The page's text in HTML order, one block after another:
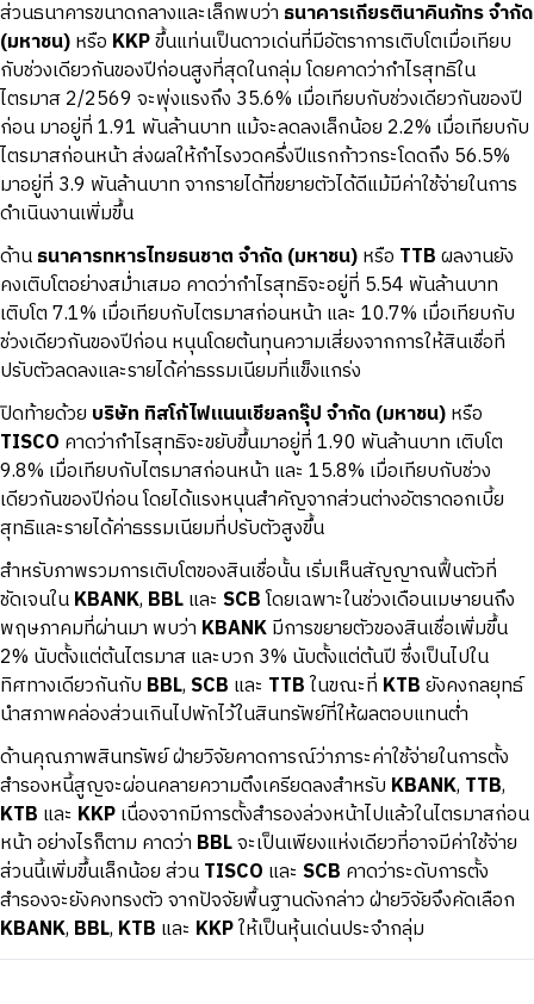
ส่วนธนาคารขนาดกลางและเล็กพบว่า ธนาคารเกียรตินาคินภัทรจำกัด
(มหาชน)หรือ KKPขึ้นแท่นเป็นดาวเด่นที่มีอัตราการเติบโตเมื่อเทียบ
กับช่วงเดียวกันของปีก่อนสูงที่สุดในกลุ่ม โดยคาดว่ากำไรสุทธิใน
ไตรมาส 2/2569 จะพุ่งแรงถึง 35.6% เมื่อเทียบกับช่วงเดียวกันของปี
ก่อน มาอยู่ที่ 1.91 พันล้านบาท แม้จะลดลงเล็กน้อย 2.2% เมื่อเทียบกับ
ไตรมาสก่อนหน้า ส่งผลให้กำไรงวดครึ่งปีแรกก้าวกระโดดถึง 56.5%
มาอยู่ที่ 3.9 พันล้านบาท จากรายได้ที่ขยายตัวได้ดีแม้มีค่าใช้จ่ายในการ
ดำเนินงานเพิ่มขึ้น
ด้านธนาคารทหารไทยธนชาตจำกัด (มหาชน)หรือ TTBผลงานยัง
คงเติบโตอย่างสม่ำเสมอ คาดว่ากำไรสุทธิจะอยู่ที่ 5.54 พันล้านบาท
เติบโต 7.1% เมื่อเทียบกับไตรมาสก่อนหน้า และ 10.7% เมื่อเทียบกับ
ช่วงเดียวกันของปีก่อน หนุนโดยต้นทุนความเสี่ยงจากการให้สินเชื่อที่
ปรับตัวลดลงและรายได้ค่าธรรมเนียมที่แข็งแกร่ง
ปิดท้ายด้วย บริษัท ทิสโก้ไฟแนนเชียลกรุ๊ปจำกัด (มหาชน)หรือ
TISCO คาดว่ากำไรสุทธิจะขยับขึ้นมาอยู่ที่ 1.90 พันล้านบาท เติบโต
9.8% เมื่อเทียบกับไตรมาสก่อนหน้า และ 15.8% เมื่อเทียบกับช่วง
เดียวกันของปีก่อน โดยได้แรงหนุนสำคัญจากส่วนต่างอัตราดอกเบี้ย
สุทธิและรายได้ค่าธรรมเนียมที่ปรับตัวสูงขึ้น
สำหรับภาพรวมการเติบโตของสินเชื่อนั้น เริ่มเห็นสัญญาณฟื้นตัวที่
ชัดเจนในKBANK, BBLและ SCBโดยเฉพาะในช่วงเดือนเมษายนถึง
พฤษภาคมที่ผ่านมา พบว่า KBANKมีการขยายตัวของสินเชื่อเพิ่มขึ้น
2% นับตั้งแต่ต้นไตรมาส และบวก 3% นับตั้งแต่ต้นปี ซึ่งเป็นไปใน
ทิศทางเดียวกันกับ BBL,SCB และ TTBในขณะที่ KTBยังคงกลยุทธ์
นำสภาพคล่องส่วนเกินไปพักไว้ในสินทรัพย์ที่ให้ผลตอบแทนต่ำ
ด้านคุณภาพสินทรัพย์ ฝ่ายวิจัยคาดการณ์ว่าภาระค่าใช้จ่ายในการตั้ง
สำรองหนี้สูญจะผ่อนคลายความตึงเครียดลงสำหรับ KBANK, TTB,
KTB และ KKPเนื่องจากมีการตั้งสำรองล่วงหน้าไปแล้วในไตรมาสก่อน
หน้า อย่างไรก็ตาม คาดว่า BBLจะเป็นเพียงแห่งเดียวที่อาจมีค่าใช้จ่าย
ส่วนนี้เพิ่มขึ้นเล็กน้อย ส่วนTISCO และ SCB คาดว่าระดับการตั้ง
สำรองจะยังคงทรงตัว จากปัจจัยพื้นฐานดังกล่าว ฝ่ายวิจัยจึงคัดเลือก
KBANK, BBL, KTB และ KKPให้เป็นหุ้นเด่นประจำกลุ่ม